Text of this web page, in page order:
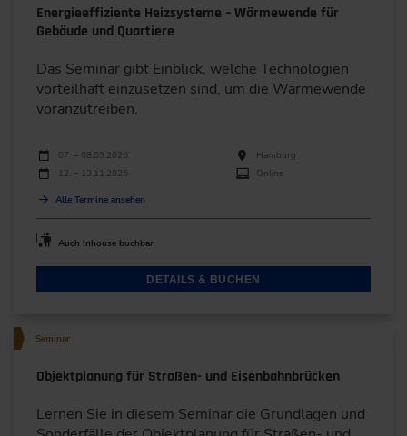
Energieeffiziente Heizsysteme – Wärmewende für
Gebäude und Quartiere
Das Seminar gibt Einblick, welche Technologien
vorteilhaft einzusetzen sind, um die Wärmewende
voranzutreiben.
Durchführungen
Veranstaltungsdatum
07. – 08.09.2026
Hamburg
12. – 13.11.2026
Online
Alle Termine ansehen
Auch Inhouse buchbar
DETAILS & BUCHEN
Seminar
Objektplanung für Straßen- und Eisenbahnbrücken
Lernen Sie in diesem Seminar die Grundlagen und